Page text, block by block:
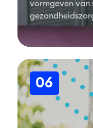
vormgeven van
06